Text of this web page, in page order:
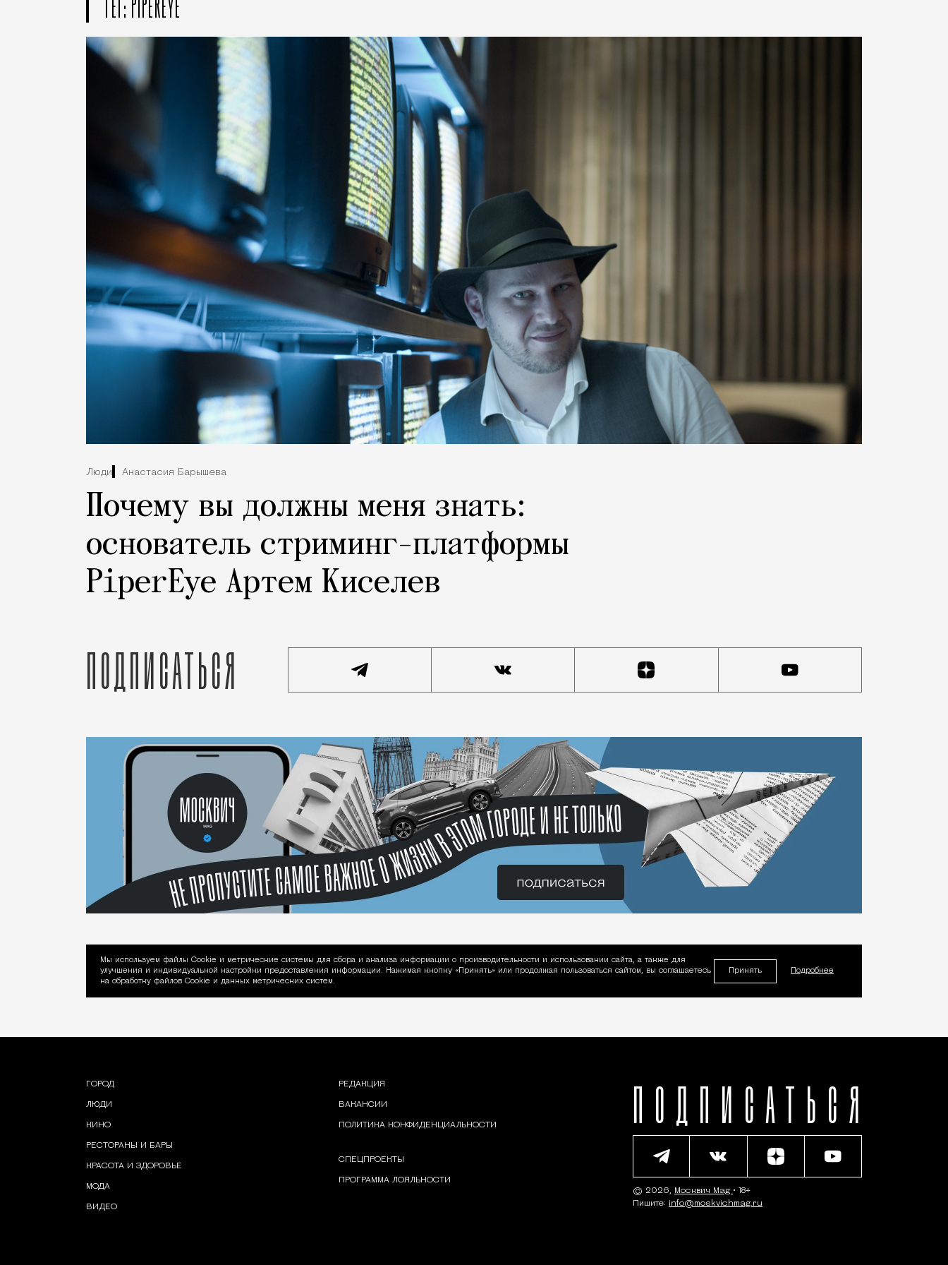
Люди Анастасия Барышева
Почему вы должны меня знать:
основатель стриминг-платформы
PiperEye Артем Киселев
Подписаться
Уведомление об использовании Cookie
Мы используем файлы Сookie и метрические системы для сбора и анализа информации о производительности и использовании сайта, а также для
улучшения и индивидуальной настройки предоставления информации. Нажимая кнопку «Принять» или продолжая пользоваться сайтом, вы соглашаетесь
на обработку файлов Cookie и данных метрических систем.
Принять Подробнее
ГОРОД
ЛЮДИ
КИНО
РЕСТОРАНЫ И БАРЫ
КРАСОТА И ЗДОРОВЬЕ
МОДА
ВИДЕО
РЕДАКЦИЯ
ВАКАНСИИ
ПОЛИТИКА КОНФИДЕНЦИАЛЬНОСТИ
СПЕЦПРОЕКТЫ
ПРОГРАММА ЛОЯЛЬНОСТИ
ПОДПИСАТЬСЯ
© 2026, Москвич Mag • 18+
Пишите: info@moskvichmag.ru